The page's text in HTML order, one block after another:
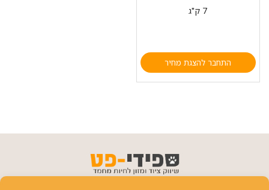
7 ק"ג
התחבר להצגת מחיר